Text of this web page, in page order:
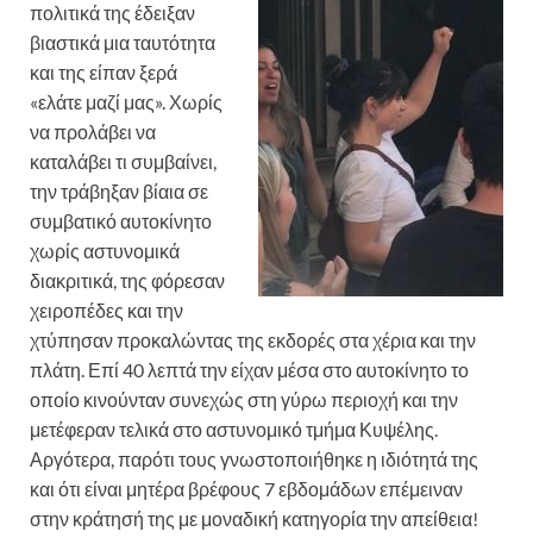
πολιτικά της έδειξαν
βιαστικά μια ταυτότητα
και της είπαν ξερά
«ελάτε μαζί μας». Χωρίς
να προλάβει να
καταλάβει τι συμβαίνει,
την τράβηξαν βίαια σε
συμβατικό αυτοκίνητο
χωρίς αστυνομικά
διακριτικά, της φόρεσαν
χειροπέδες και την
χτύπησαν προκαλώντας της εκδορές στα χέρια και την
πλάτη. Επί 40 λεπτά την είχαν μέσα στο αυτοκίνητο το
οποίο κινούνταν συνεχώς στη γύρω περιοχή και την
μετέφεραν τελικά στο αστυνομικό τμήμα Κυψέλης.
Αργότερα, παρότι τους γνωστοποιήθηκε η ιδιότητά της
και ότι είναι μητέρα βρέφους 7 εβδομάδων επέμειναν
στην κράτησή της με μοναδική κατηγορία την απείθεια!